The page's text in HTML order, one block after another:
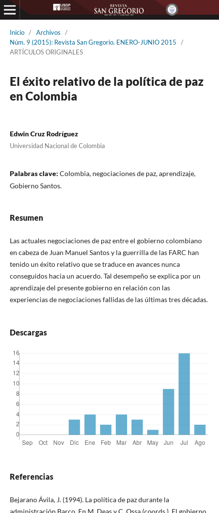
Inicio / Archivos
/
Núm. 9 (2015): Revista San Gregorio. ENERO-JUNIO 2015
/
ARTÍCULOS ORIGINALES
El éxito relativo de la política de paz
en Colombia
Edwin Cruz Rodríguez
Universidad Nacional de Colombia
Palabras clave: Colombia, negociaciones de paz, aprendizaje,
Gobierno Santos.
Resumen
Las actuales negociaciones de paz entre el gobierno colombiano
en cabeza de Juan Manuel Santos y la guerrilla de las FARC han
tenido un éxito relativo que se traduce en avances nunca
conseguidos hacia un acuerdo. Tal desempeño se explica por un
aprendizaje del presente gobierno en relación con las
experiencias de negociaciones fallidas de las últimas tres décadas.
Descargas
Referencias
Bejarano Ávila, J. (1994). La política de paz durante la
administración Barco. En M. Deas y C. Ossa (coords.), El gobierno